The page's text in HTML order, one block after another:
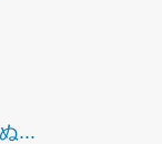
...